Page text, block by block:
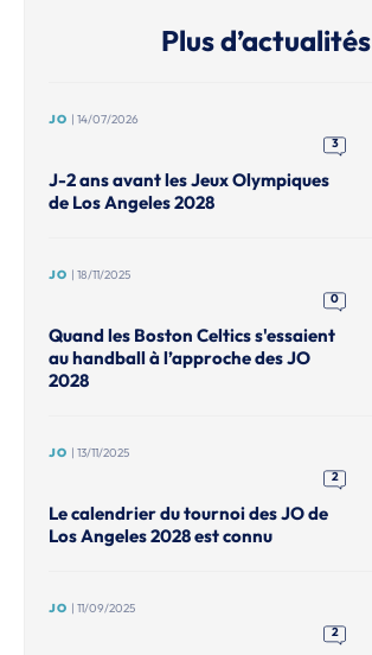
Plus d’actualités
JO | 14/07/2026
3
J-2 ans avant les Jeux Olympiques
de Los Angeles 2028
JO | 18/11/2025
0
Quand les Boston Celtics s'essaient
au handball à l’approche des JO
2028
JO | 13/11/2025
2
Le calendrier du tournoi des JO de
Los Angeles 2028 est connu
JO | 11/09/2025
2